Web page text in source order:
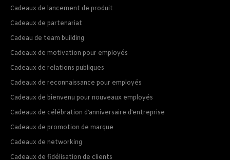
Cadeaux de lancement de produit
Cadeaux de partenariat
Cadeau de team building
Cadeaux de motivation pour employés
Cadeaux de relations publiques
Cadeaux de reconnaissance pour employés
Cadeaux de bienvenu pour nouveaux employés
Cadeaux de célébration d’anniversaire d’entreprise
Cadeaux de promotion de marque
Cadeaux de networking
Cadeaux de fidélisation de clients